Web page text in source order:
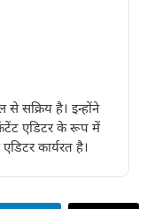
से सक्रिय है। इन्होंने
एडिटर के रूप में
कार्यरत है।